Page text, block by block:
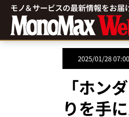
2025/01/28 07:00
「ホン
りを手